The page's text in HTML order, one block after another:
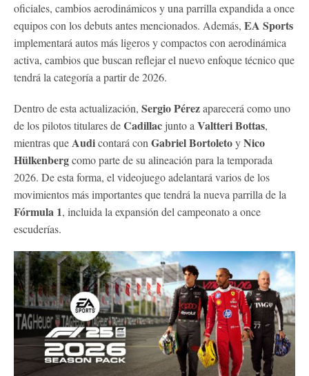
oficiales, cambios aerodinámicos y una parrilla expandida a once
equipos con los debuts antes mencionados. Además, EA Sports
implementará autos más ligeros y compactos con aerodinámica
activa, cambios que buscan reflejar el nuevo enfoque técnico que
tendrá la categoría a partir de 2026.
Dentro de esta actualización, Sergio Pérezaparecerá como uno
de los pilotos titulares deCadillac junto a Valtteri Bottas,
mientras queAudicontará con Gabriel BortoletoyNico
Hülkenbergcomo parte de su alineación para la temporada
2026. De esta forma, el videojuego adelantará varios de los
movimientos más importantes que tendrá la nueva parrilla de la
Fórmula 1, incluida la expansión del campeonato a once
escuderías.